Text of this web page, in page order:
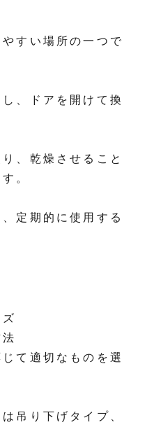
すい場所の一つで
、ドアを開けて換
、乾燥させること
。
定期的に使用する
て適切なものを選
吊り下げタイプ、